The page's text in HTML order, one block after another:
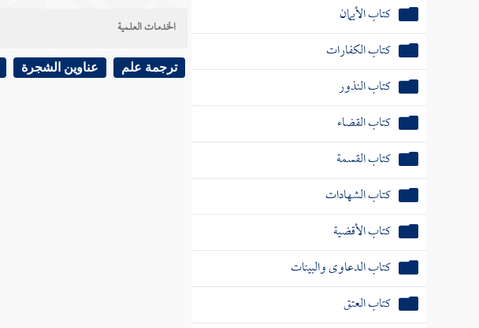
كتاب الأيمان
كتاب الكفارات
كتاب النذور
كتاب القضاء
كتاب القسمة
كتاب الشهادات
كتاب الأقضية
كتاب الدعاوى والبينات
كتاب العتق
الخدمات العلمية
ترجمة علم عناوين الشجرة